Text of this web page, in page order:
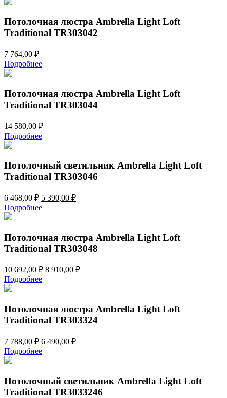
228,00 ₽.
Потолочная люстра Ambrella Light Loft
Traditional TR303042
7 764,00 ₽
Подробнее
Потолочная люстра Ambrella Light Loft
Traditional TR303044
14 580,00 ₽
Подробнее
Потолочный светильник Ambrella Light Loft
Traditional TR303046
6 468,00₽ Первоначальная
цена
составляла
5 390,00 ₽Текущая
Подробнее
Потолочная люстра Ambrella Light Loft
Traditional TR303048
10 692,00₽ Первоначальная
692,00 ₽.
8 910,00 ₽Текущая
Подробнее
Потолочная люстра Ambrella Light Loft
Traditional TR303324
7 788,00₽ Первоначальная
цена
составляла
788,00 ₽.
6 490,00 ₽Текущая
Подробнее
Потолочный светильник Ambrella Light Loft
Traditional TR3033246